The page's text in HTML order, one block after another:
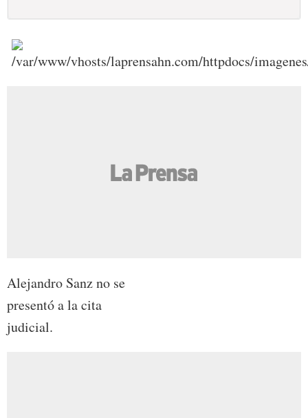
Alejandro Sanz no se
presentó a la cita
judicial.